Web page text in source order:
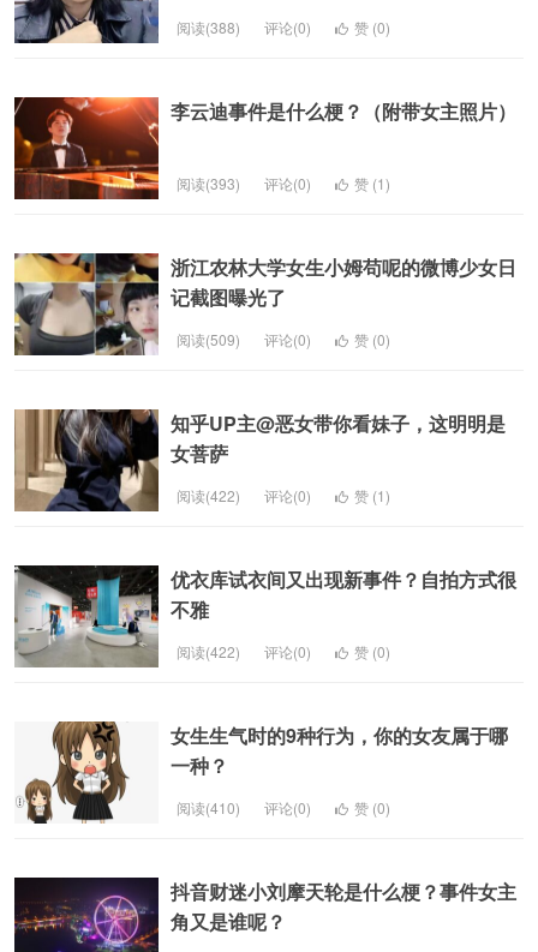
阅读(388) 评论(0) 赞 (0)
李云迪事件是什么梗？（附带女主照片）
阅读(393) 评论(0) 赞 (1)
浙江农林大学女生小姆苟呢的微博少女日
记截图曝光了
阅读(509) 评论(0) 赞 (0)
知乎UP主@恶女带你看妹子，这明明是
女菩萨
阅读(422) 评论(0) 赞 (1)
优衣库试衣间又出现新事件？自拍方式很
不雅
阅读(422) 评论(0) 赞 (0)
女生生气时的9种行为，你的女友属于哪
一种？
阅读(410) 评论(0) 赞 (0)
抖音财迷小刘摩天轮是什么梗？事件女主
角又是谁呢？